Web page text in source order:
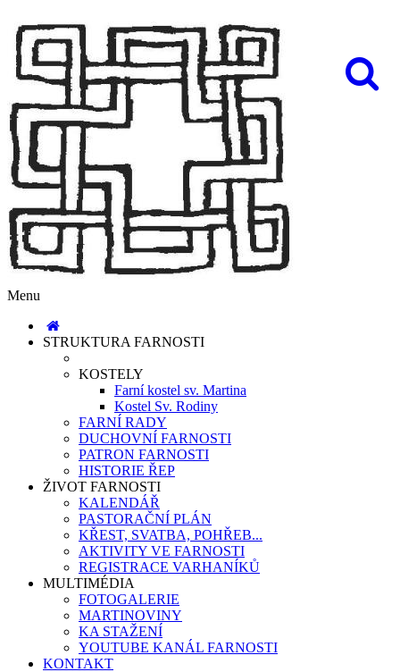
Menu
STRUKTURA FARNOSTI
KOSTELY
Farní kostel sv. Martina
Kostel Sv. Rodiny
FARNÍ RADY
DUCHOVNÍ FARNOSTI
PATRON FARNOSTI
HISTORIE ŘEP
ŽIVOT FARNOSTI
KALENDÁŘ
PASTORAČNÍ PLÁN
KŘEST, SVATBA, POHŘEB...
AKTIVITY VE FARNOSTI
REGISTRACE VARHANÍKŮ
MULTIMÉDIA
FOTOGALERIE
MARTINOVINY
KA STAŽENÍ
YOUTUBE KANÁL FARNOSTI
KONTAKT